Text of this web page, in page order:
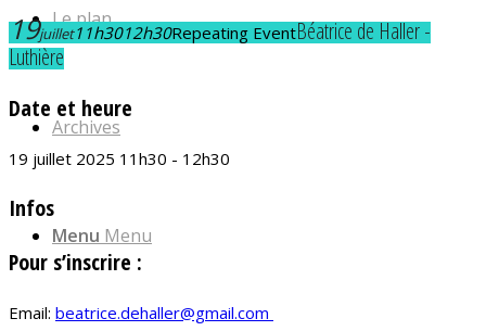
Le plan
Archives
Menu Menu
19juillet11h3012h30Repeating EventBéatrice de Haller -
Luthière
Date et heure
19 juillet 2025 11h30 - 12h30
Infos
Pour s’inscrire :
Email: beatrice.dehaller@gmail.com